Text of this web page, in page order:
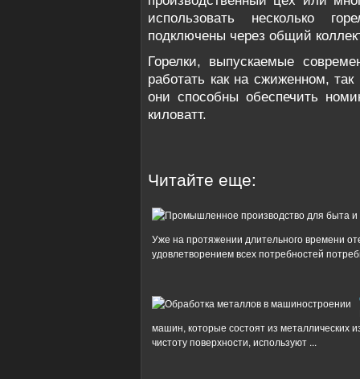
использовать несколько
подключены через общий
Горелки, выпускаемые
работать как на сжиженном,
они способны обеспечить
киловатт.
Читайте еще:
Уже на протяжении длительного времени
удовлетворением всех потребностей
машин, которые состоят из металлических
чистоту поверхности, используют ...